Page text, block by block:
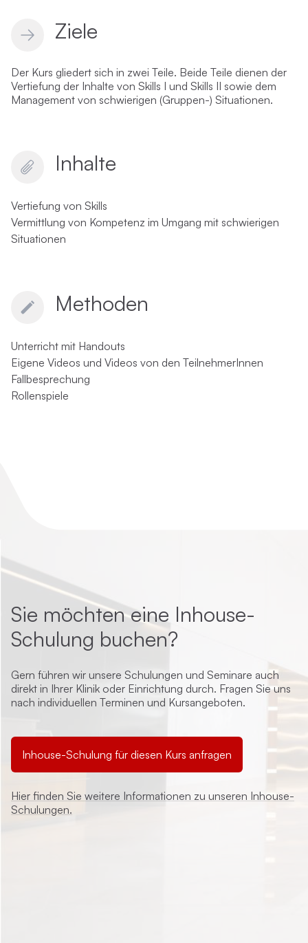
Ziele
Der Kurs gliedert sich in zwei Teile. Beide Teile dienen der
Vertiefung der Inhalte von Skills I und Skills II sowie dem
Management von schwierigen (Gruppen-) Situationen.
Inhalte
Vertiefung von Skills
Vermittlung von Kompetenz im Umgang mit schwierigen
Situationen
Methoden
Unterricht mit Handouts
Eigene Videos und Videos von den TeilnehmerInnen
Fallbesprechung
Rollenspiele
Sie möchten eine Inhouse-
Schulung buchen?
Gern führen wir unsere Schulungen und Seminare auch
direkt in Ihrer Klinik oder Einrichtung durch. Fragen Sie uns
nach individuellen Terminen und Kursangeboten.
Inhouse-Schulung für diesen Kurs anfragen
Hier finden Sie weitere Informationen zu unseren Inhouse-
Schulungen.